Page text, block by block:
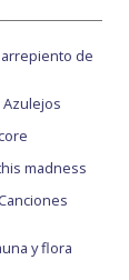
de
Azulejos
madness
y flora